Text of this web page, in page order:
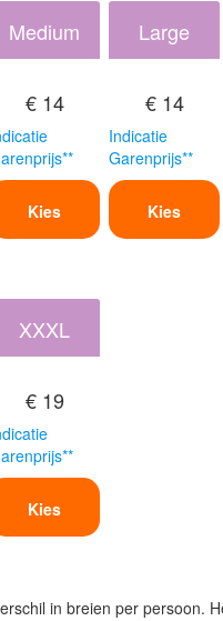
Medium
€ 14
Kies
Large
€ 14
Indicatie
Garenprijs**
Kies
XXXL
€ 19
Kies
in breien per persoon.